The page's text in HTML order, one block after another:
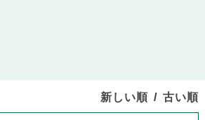
新しい順 古い順